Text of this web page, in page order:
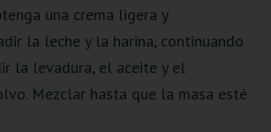
una crema ligera y
la leche y la harina, continuando
la levadura, el aceite y el
Mezclar hasta que la masa esté